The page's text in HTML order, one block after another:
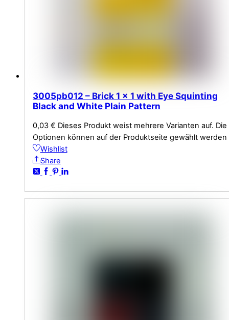
3005pb012 – Brick 1 x 1 with Eye Squinting
Black and White Plain Pattern
0,03 € Dieses Produkt weist mehrere Varianten auf. Die
Optionen können auf der Produktseite gewählt werden
Wishlist
Share